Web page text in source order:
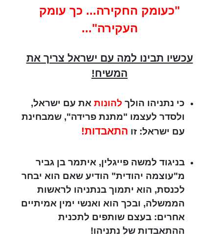
"כעומק החקירה... כך עומק
העקירה"...
עכשיו תבינו למה עם ישראל צריך את
המשיח!
כי נתניהו הולך להונות את עם ישראל,
ולסדר לעצמו "מתנת פרידה", שמבחינת
עם ישראל: זו התאבדות!
בניגוד למשה פייגלין, איתמר בן גביר
מ"עוצמה יהודית" הודיע שאם הוא יבחר
לכנסת, הוא יתמוך בנתניהו לראשות
הממשלה, ובכך הוא ואנשי ימין אמיתיים
אחרים: בעצם שותפים לתכנית
ההתאבדות של נתניהו!